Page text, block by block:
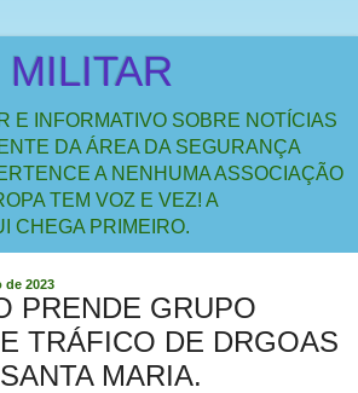
E INFORMATIVO SOBRE NOTÍCIAS
DA ÁREA DA SEGURANÇA
A NENHUMA ASSOCIAÇÃO
TEM VOZ E VEZ! A
CHEGA PRIMEIRO.
de 2023
PRENDE GRUPO
TRÁFICO DE DRGOAS
MARIA.